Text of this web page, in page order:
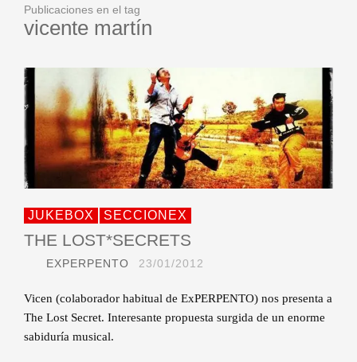
Publicaciones en el tag
vicente martín
JUKEBOX SECCIONEX
THE LOST*SECRETS
EXPERPENTO 23/01/2012
Vicen (colaborador habitual de ExPERPENTO) nos presenta a
The Lost Secret. Interesante propuesta surgida de un enorme
sabiduría musical.